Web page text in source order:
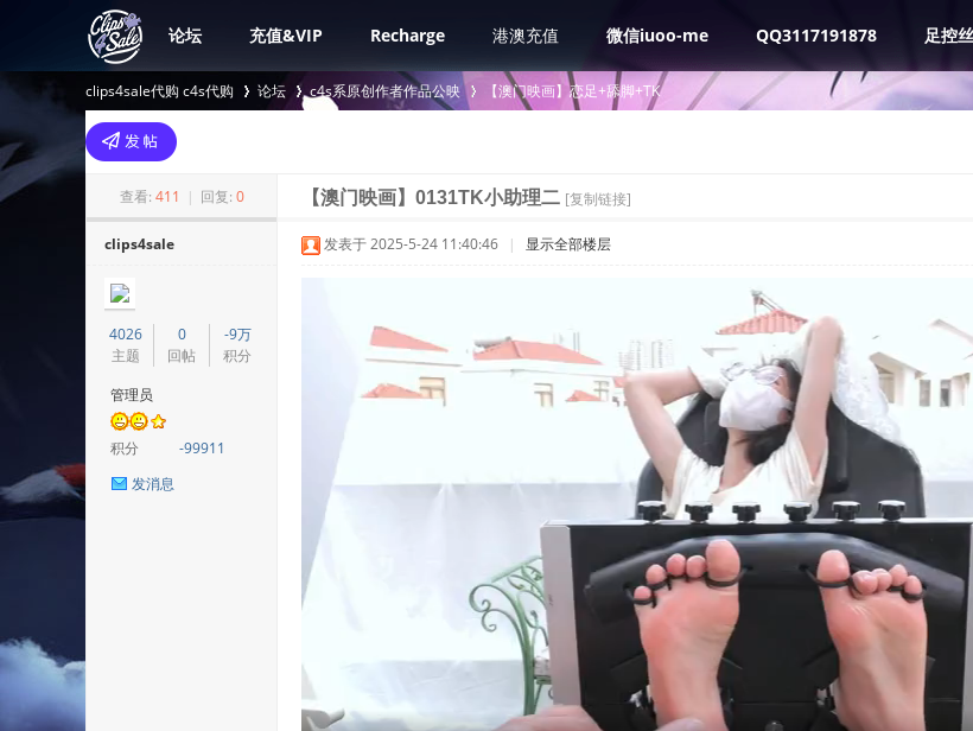
论坛 充值&VIP Recharge 港澳充值 微信iuoo-me QQ3117191878 足控
clips4sale代购 c4s代购
>
论坛 c4s系原创作者作品公映
›
【澳门映画】恋足+舔脚+TK
查看: 411 | 回复: 0 【澳门映画】0131TK小助理二 [复制链接]
clips4sale
4026
主题
0
回帖
-9万
积分
管理员
积分
-99911
发消息
发表于 2025-5-24 11:40:46 | 显示全部楼层